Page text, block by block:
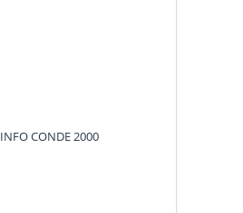
INFO CONDE 2000